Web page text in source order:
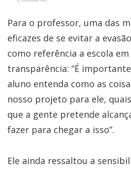
Para o professor, uma das
eficazes de se evitar a
como referência a escola
transparência: “É
aluno entenda como as
nosso projeto para ele,
que a gente pretende
fazer para chegar a isso”.
Ele ainda ressaltou a